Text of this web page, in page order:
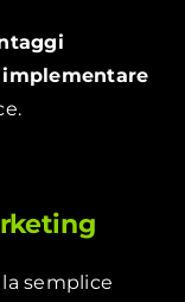
implementare
la semplice